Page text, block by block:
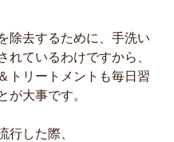
除去するために、手洗い
れているわけですから、
トリートメントも毎日習
が大事です。
行した際、